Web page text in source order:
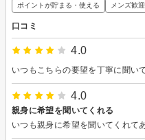
ポイントが貯まる・使える メンズ歓迎
口コミ
4.0
4.0
親身に希望を聞いてくれる